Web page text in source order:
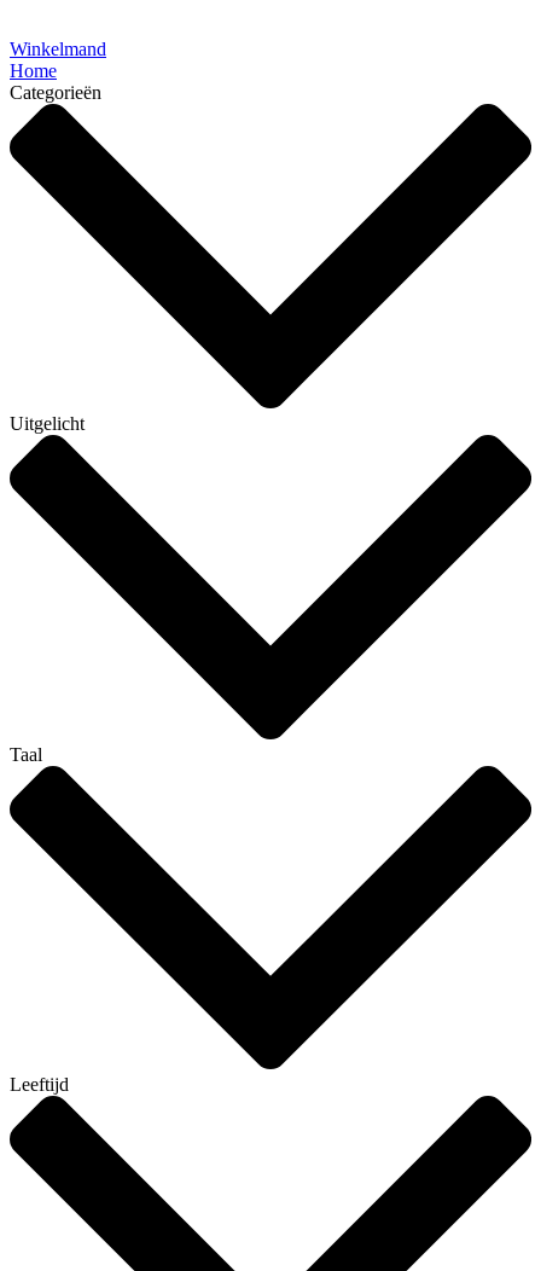
Winkelmand
Home
Categorieën
Uitgelicht
Taal
Leeftijd